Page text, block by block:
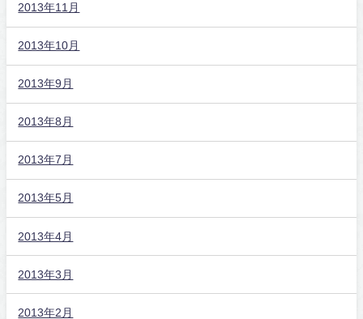
2013年11月
2013年10月
2013年9月
2013年8月
2013年7月
2013年5月
2013年4月
2013年3月
2013年2月